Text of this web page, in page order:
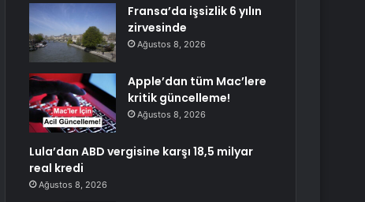
Fransa’da işsizlik 6 yılın
zirvesinde
Ağustos 8, 2026
Apple’dan tüm Mac’lere
kritik güncelleme!
Ağustos 8, 2026
Lula’dan ABD vergisine karşı 18,5 milyar
real kredi
Ağustos 8, 2026